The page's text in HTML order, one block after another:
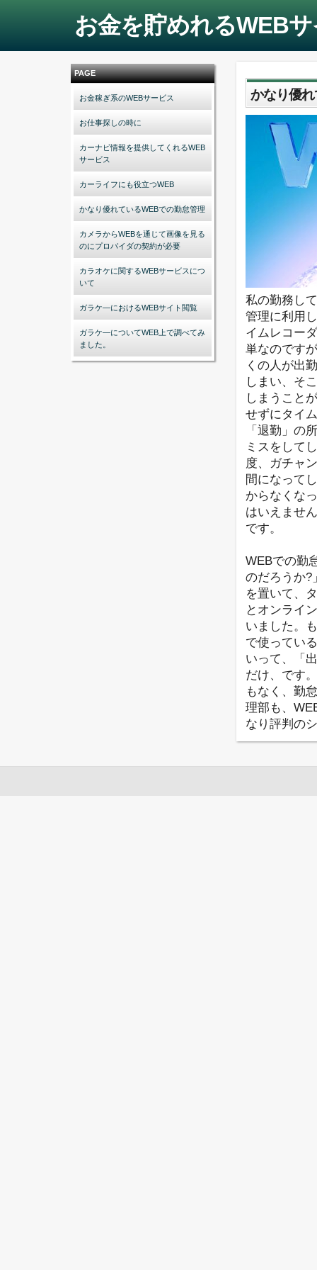
お金を貯めれるWEB
PAGE
お金稼ぎ系のWEBサービス
お仕事探しの時に
カーナビ情報を提供してくれるWEB
サービス
カーライフにも役立つWEB
かなり優れているWEBでの勤怠管理
カメラからWEBを通じて画像を見る
のにプロバイダの契約が必要
カラオケに関するWEBサービスにつ
いて
ガラケ―におけるWEBサイト閲覧
ガラケ―についてWEB上で調べてみ
ました。
かなり優
私の勤務し
管理に利用
イムレコー
単なのです
くの人が出
しまい、そ
しまうこと
せずにタイ
「退勤」の
ミスをして
度、ガチャ
間になって
からなくな
はいえませ
です。
WEBでの勤
のだろうか?
を置いて、
とオンライ
いました。
で使ってい
いって、「
だけ、です
もなく、勤
理部も、
なり評判の